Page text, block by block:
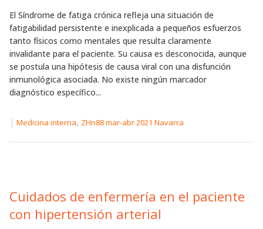
El Síndrome de fatiga crónica refleja una situación de
fatigabilidad persistente e inexplicada a pequeños esfuerzos
tanto físicos como mentales que resulta claramente
invalidante para el paciente. Su causa es desconocida, aunque
se postula una hipótesis de causa viral con una disfunción
inmunológica asociada. No existe ningún marcador
diagnóstico específico...
| Medicina interna, ZHn88 mar-abr 2021 Navarra
Cuidados de enfermería en el paciente
con hipertensión arterial